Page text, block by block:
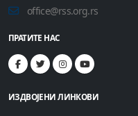
office@rss.org.rs
ПРАТИТЕ НАС
ИЗДВОЈЕНИ ЛИНКОВИ